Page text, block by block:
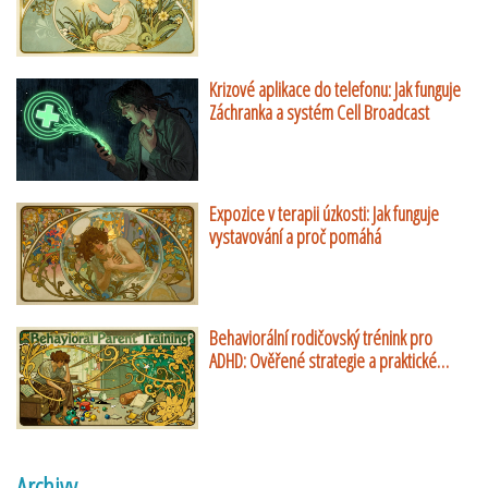
Krizové aplikace do telefonu: Jak funguje
Záchranka a systém Cell Broadcast
Expozice v terapii úzkosti: Jak funguje
vystavování a proč pomáhá
Behaviorální rodičovský trénink pro
ADHD: Ověřené strategie a praktické